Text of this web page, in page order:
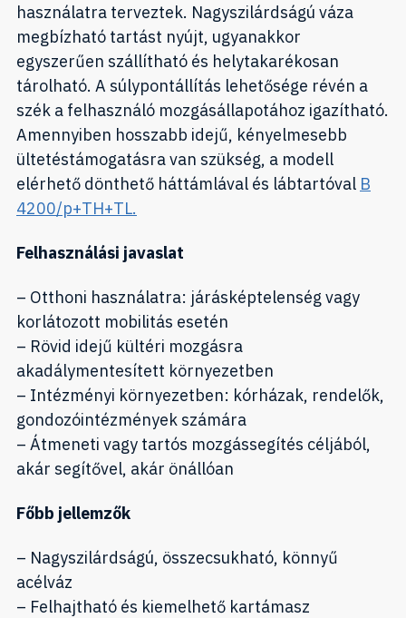
használatra terveztek. Nagyszilárdságú váza
megbízható tartást nyújt, ugyanakkor
egyszerűen szállítható és helytakarékosan
tárolható. A súlypontállítás lehetősége révén a
szék a felhasználó mozgásállapotához igazítható.
Amennyiben hosszabb idejű, kényelmesebb
ültetéstámogatásra van szükség, a modell
elérhető dönthető háttámlával és lábtartóval B
4200/p+TH+TL.
Felhasználási javaslat
– Otthoni használatra: járásképtelenség vagy
korlátozott mobilitás esetén
– Rövid idejű kültéri mozgásra
akadálymentesített környezetben
– Intézményi környezetben: kórházak, rendelők,
gondozóintézmények számára
– Átmeneti vagy tartós mozgássegítés céljából,
akár segítővel, akár önállóan
Főbb jellemzők
– Nagyszilárdságú, összecsukható, könnyű
acélváz
– Felhajtható és kiemelhető kartámasz